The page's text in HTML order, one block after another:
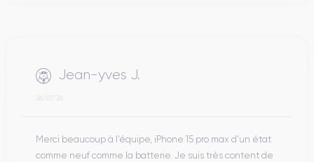
Jean-yves J.
26/07/26
Merci beaucoup à l’équipe, iPhone 15 pro max d’un état
comme neuf comme la batterie. Je suis très content de